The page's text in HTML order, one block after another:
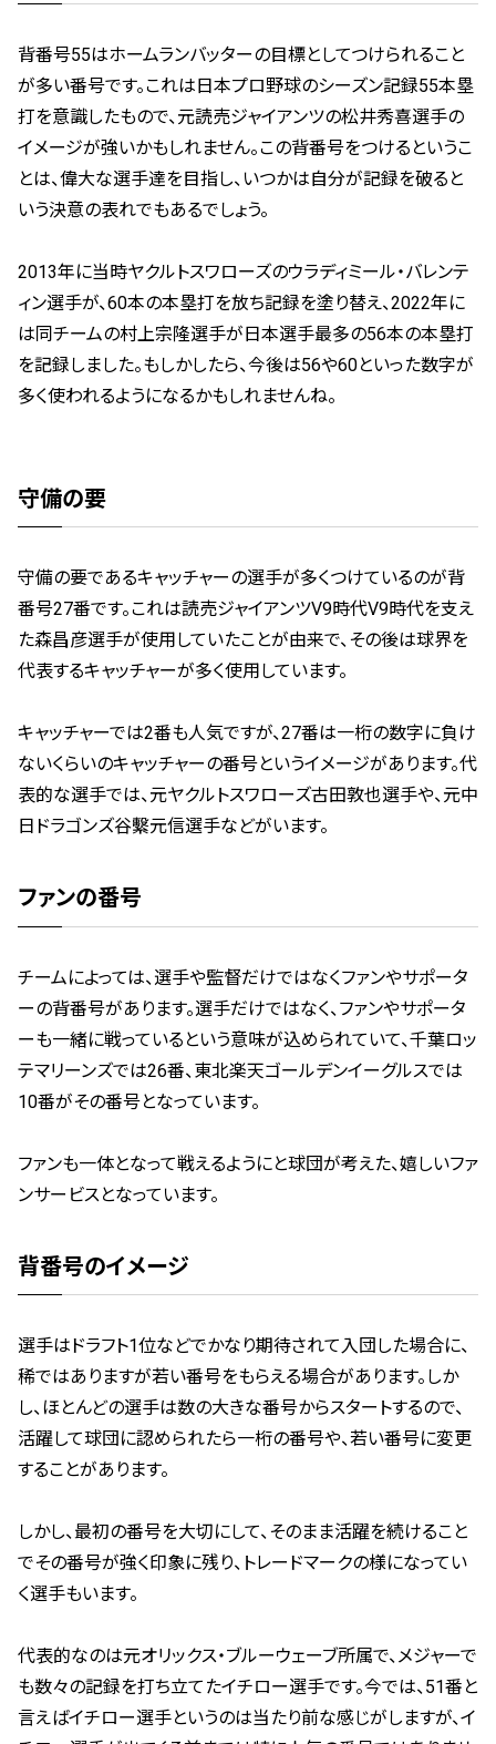
背番号55はホームランバッターの目標としてつけられること
が多い番号です。これは日本プロ野球のシーズン記録55本塁
打を意識したもので、元読売ジャイアンツの松井秀喜選手の
イメージが強いかもしれません。この背番号をつけるというこ
とは、偉大な選手達を目指し、いつかは自分が記録を破ると
いう決意の表れでもあるでしょう。
2013年に当時ヤクルトスワローズのウラディミール・バレンテ
ィン選手が、60本の本塁打を放ち記録を塗り替え、2022年に
は同チームの村上宗隆選手が日本選手最多の56本の本塁打
を記録しました。もしかしたら、今後は56や60といった数字が
多く使われるようになるかもしれませんね。
守備の要
守備の要であるキャッチャーの選手が多くつけているのが背
番号27番です。これは読売ジャイアンツV9時代V9時代を支え
た森昌彦選手が使用していたことが由来で、その後は球界を
代表するキャッチャーが多く使用しています。
キャッチャーでは2番も人気ですが、27番は一桁の数字に負け
ないくらいのキャッチャーの番号というイメージがあります。代
表的な選手では、元ヤクルトスワローズ古田敦也選手や、元中
日ドラゴンズ谷繫元信選手などがいます。
ファンの番号
チームによっては、選手や監督だけではなくファンやサポータ
ーの背番号があります。選手だけではなく、ファンやサポータ
ーも一緒に戦っているという意味が込められていて、千葉ロッ
テマリーンズでは26番、東北楽天ゴールデンイーグルスでは
10番がその番号となっています。
ファンも一体となって戦えるようにと球団が考えた、嬉しいファ
ンサービスとなっています。
背番号のイメージ
選手はドラフト1位などでかなり期待されて入団した場合に、
稀ではありますが若い番号をもらえる場合があります。しか
し、ほとんどの選手は数の大きな番号からスタートするので、
活躍して球団に認められたら一桁の番号や、若い番号に変更
することがあります。
しかし、最初の番号を大切にして、そのまま活躍を続けること
でその番号が強く印象に残り、トレードマークの様になってい
く選手もいます。
代表的なのは元オリックス・ブルーウェーブ所属で、メジャーで
も数々の記録を打ち立てたイチロー選手です。今では、51番と
言えばイチロー選手というのは当たり前な感じがしますが、イ